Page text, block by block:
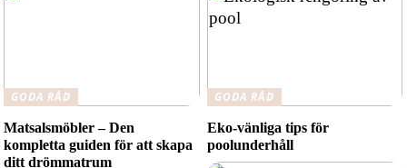
GODA RÅD
Matsalsmöbler – Den
kompletta guiden för att skapa
ditt drömmatrum
GODA RÅD
Eko-vänliga tips för
poolunderhåll